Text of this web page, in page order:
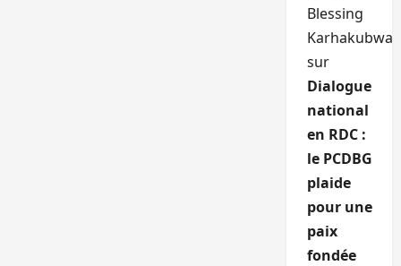
Blessing
Karhakubwa
sur
Dialogue
national
en RDC :
le PCDBG
plaide
pour une
paix
fondée